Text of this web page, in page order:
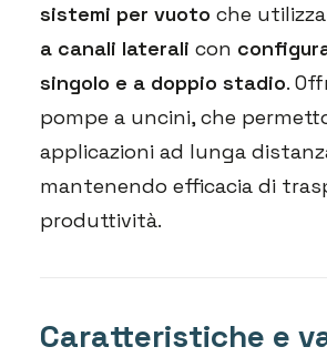
sistemi per vuoto che
a canali laterali con
singolo e a doppio stadio.
pompe a uncini, che
applicazioni ad lunga
mantenendo efficacia di
produttività.
Caratteristiche e